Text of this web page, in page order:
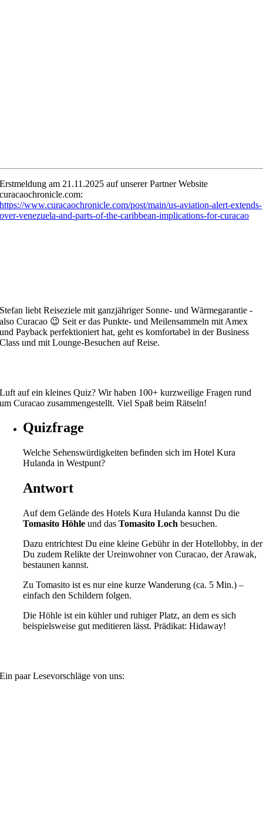
Erstmeldung am 21.11.2025 auf unserer Partner Website
curacaochronicle.com:
https://www.curacaochronicle.com/post/main/us-aviation-alert-extends-
over-venezuela-and-parts-of-the-caribbean-implications-for-curacao
Stefan liebt Reiseziele mit ganzjähriger Sonne- und Wärmegarantie -
also Curacao 😉 Seit er das Punkte- und Meilensammeln mit Amex
und Payback perfektioniert hat, geht es komfortabel in der Business
Class und mit Lounge-Besuchen auf Reise.
Luft auf ein kleines Quiz? Wir haben 100+ kurzweilige Fragen rund
um Curacao zusammengestellt. Viel Spaß beim Rätseln!
Quizfrage
Welche Sehenswürdigkeiten befinden sich im Hotel Kura
Hulanda in Westpunt?
Antwort
Auf dem Gelände des Hotels Kura Hulanda kannst Du die
Tomasito Höhle und dasTomasito Loch besuchen.
Dazu entrichtest Du eine kleine Gebühr in der Hotellobby, in der
Du zudem Relikte der Ureinwohner von Curacao, der Arawak,
bestaunen kannst.
Zu Tomasito ist es nur eine kurze Wanderung (ca. 5 Min.) –
einfach den Schildern folgen.
Die Höhle ist ein kühler und ruhiger Platz, an dem es sich
beispielsweise gut meditieren lässt. Prädikat: Hidaway!
Ein paar Lesevorschläge von uns: